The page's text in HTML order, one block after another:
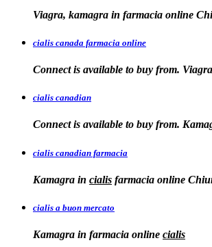
Viagra, kamagra in farmacia online
cialis canada farmacia online
Connect is available to buy from.
cialis canadian
Connect is available to buy from.
cialis canadian farmacia
Kamagra in cialis farmacia online
cialis a buon mercato
Kamagra in farmacia online cialis